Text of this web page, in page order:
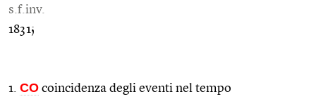
s.f.inv.
1831;
1. CO coincidenza degli eventi nel tempo